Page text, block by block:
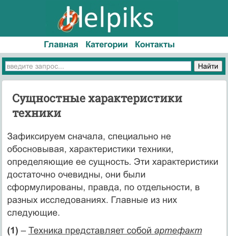
Главная Категории Контакты
Cущностные характеристики
техники
Зафиксируем сначала, специально не
обосновывая, характеристики техники,
определяющие ее сущность. Эти характеристики
достаточно очевидны, они были
cформулированы, правда, по отдельности, в
разных исследованиях. Главные из них
следующие.
(1) – Техника представляет собой артефакт